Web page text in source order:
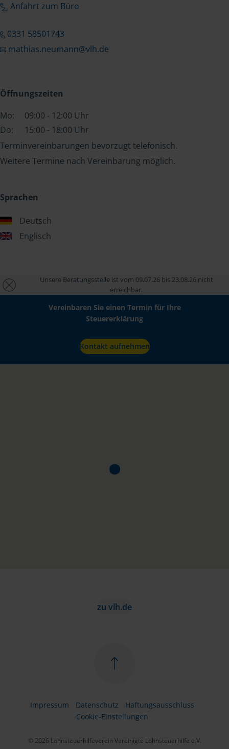
Anfahrt zum Büro
0331 58501743
mathias.neumann@vlh.de
Öffnungszeiten
Mo:
09:00 - 12:00 Uhr
Do:
15:00 - 18:00 Uhr
Terminvereinbarungen bevorzugt telefonisch.
Weitere Termine nach Vereinbarung möglich.
Sprachen
Deutsch
Englisch
Unsere Beratungsstelle ist vom 09.07.26 bis 23.08.26 nicht
erreichbar.
Vereinbaren Sie einen Termin für Ihre
Steuererklärung
Kontakt aufnehmen
zu vlh.de
Impressum Datenschutz
Haftungsausschluss
Cookie-Einstellungen
© 2026 Lohnsteuerhilfeverein Vereinigte Lohnsteuerhilfe e.V.